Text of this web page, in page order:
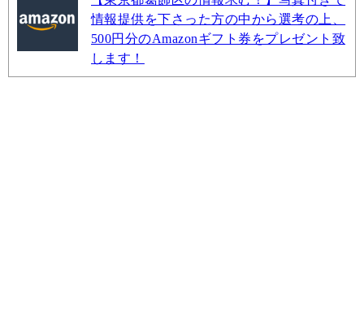
情報提供を下さった方の中から選考の上、
500円分のAmazonギフト券をプレゼント致
します！